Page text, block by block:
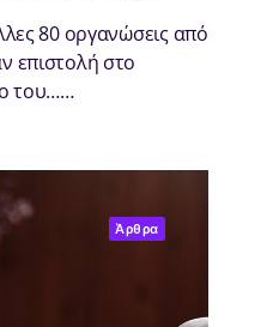
80 οργανώσεις από
επιστολή στο
του……
Άρθρα